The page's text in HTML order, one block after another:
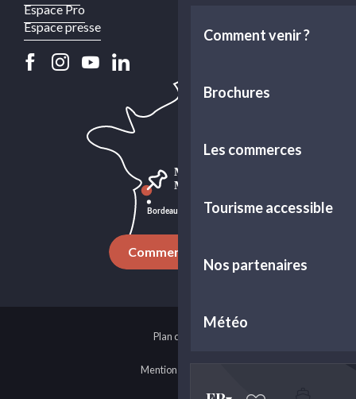
Comment venir ?
Brochures
Les commerces
Tourisme accessible
Nos partenaires
Météo
Espace Pro
Espace presse
Comment venir ?
Plan du site
Mentions légales